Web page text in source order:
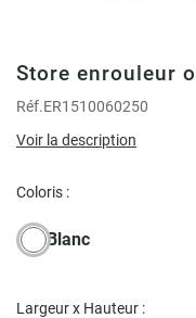
Store enrouleur
Réf.ER1510060250
Voir la description
Coloris :
Blanc
Largeur x Hauteur :